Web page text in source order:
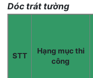
Dóc trát tường
STT
Hạng mục thi
công